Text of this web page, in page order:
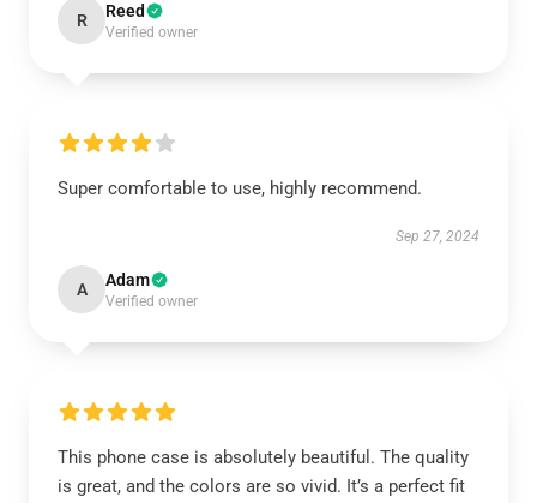
R Reed
Verified owner
Super comfortable to use, highly recommend.
Sep 27, 2024
A Adam
Verified owner
This phone case is absolutely beautiful. The quality
is great, and the colors are so vivid. It’s a perfect fit